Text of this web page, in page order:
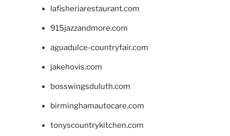
lafisheriarestaurant.com
915jazzandmore.com
aguadulce-countryfair.com
jakehovis.com
bosswingsduluth.com
birminghamautocare.com
tonyscountrykitchen.com